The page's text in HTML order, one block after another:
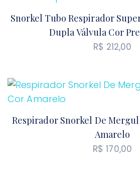
Snorkel Tubo Respirador
Dupla Válvula Cor
R$ 212,00
Respirador Snorkel De
Amarelo
R$ 170,00